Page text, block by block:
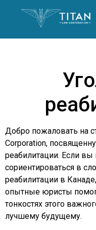
Добро пожаловать на
Corporation,
реабилитации. Если
сориентироваться в
реабилитации в
опытные юристы
тонкостях этого
лучшему будущему.